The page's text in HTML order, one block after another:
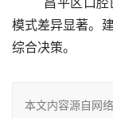
模式差异显著。
综合决策。
本文内容源自网